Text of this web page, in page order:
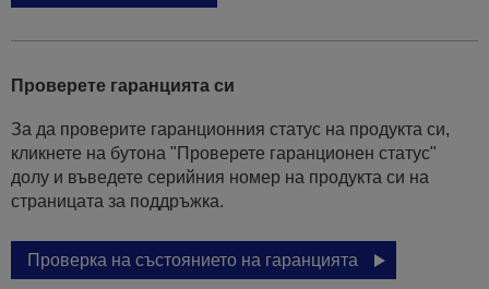
Проверете гаранцията си
За да проверите гаранционния статус на продукта си,
кликнете на бутона "Проверете гаранционен статус"
долу и въведете серийния номер на продукта си на
страницата за поддръжка.
Проверка на състоянието на гаранцията